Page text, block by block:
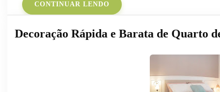
CONTINUAR LENDO
Decoração Rápida e Barata de Quarto